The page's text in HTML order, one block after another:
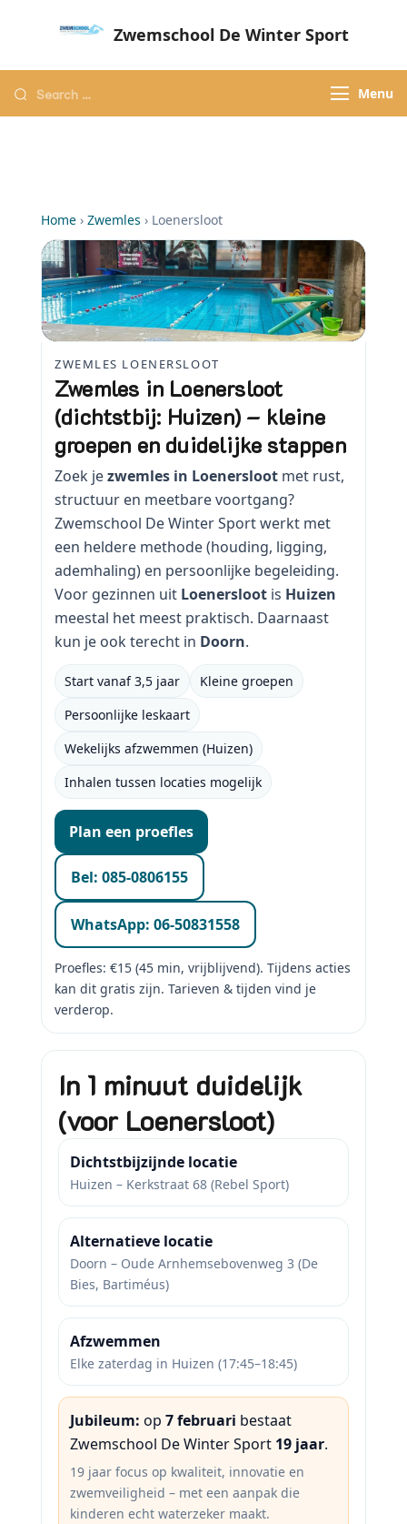
Zwemschool De Winter Sport
Menu
Home › Zwemles › Loenersloot
ZWEMLES LOENERSLOOT
Zwemles in Loenersloot
(dichtstbij: Huizen) – kleine
groepen en duidelijke stappen
Zoek jezwemles in Loenersloot met rust,
structuur en meetbare voortgang?
Zwemschool De Winter Sport werkt met
een heldere methode (houding, ligging,
ademhaling) en persoonlijke begeleiding.
Voor gezinnen uit Loenersloot is Huizen
meestal het meest praktisch. Daarnaast
kun je ook terecht in Doorn.
Start vanaf 3,5 jaar
Kleine groepen
Persoonlijke leskaart
Wekelijks afzwemmen (Huizen)
Inhalen tussen locaties mogelijk
Plan een proefles
Bel: 085-0806155
WhatsApp: 06-50831558
Proefles: €15 (45 min, vrijblijvend). Tijdens acties
kan dit gratis zijn. Tarieven & tijden vind je
verderop.
In 1 minuut duidelijk
(voor Loenersloot)
Dichtstbijzijnde locatie
Huizen – Kerkstraat 68 (Rebel Sport)
Alternatieve locatie
Doorn – Oude Arnhemsebovenweg 3 (De
Bies, Bartiméus)
Afzwemmen
Elke zaterdag in Huizen (17:45–18:45)
Jubileum: op 7 februari bestaat
Zwemschool De Winter Sport 19 jaar.
19 jaar focus op kwaliteit, innovatie en
zwemveiligheid – met een aanpak die
kinderen echt waterzeker maakt.